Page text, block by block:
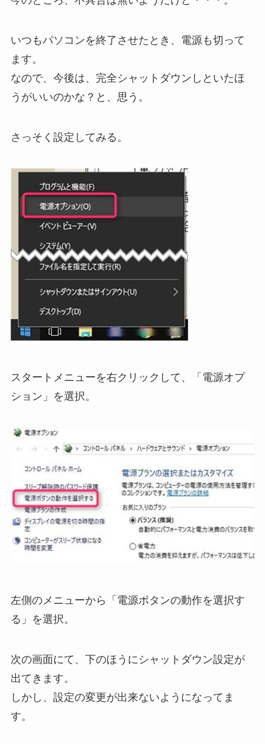
いつもパソコンを終了させたとき、電源も切って
ます。
なので、今後は、完全シャットダウンしといたほ
うがいいのかな？と、思う。
さっそく設定してみる。
スタートメニューを右クリックして、「電源オプ
ション」を選択。
左側のメニューから「電源ボタンの動作を選択す
る」を選択。
次の画面にて、下のほうにシャットダウン設定が
出てきます。
しかし、設定の変更が出来ないようになってま
す。